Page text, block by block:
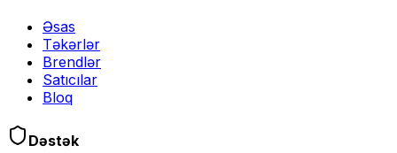
Əsas
Təkərlər
Brendlər
Satıcılar
Bloq
Dəstək